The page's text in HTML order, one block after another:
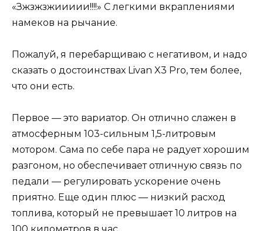
«Зжзжзжиииии!!!!» С легкими вкраплениями
намеков на рычание.
Пожалуй, я перебарщиваю с негативом, и надо
сказать о достоинствах Livan X3 Pro, тем более,
что они есть.
Первое — это вариатор. Он отлично слажен в
атмосферным 103-сильным 1,5-литровым
мотором. Сама по себе пара не радует хорошим
разгоном, но обеспечивает отличную связь по
педали — регулировать ускорение очень
приятно. Еще один плюс — низкий расход
топлива, который не превышает 10 литров на